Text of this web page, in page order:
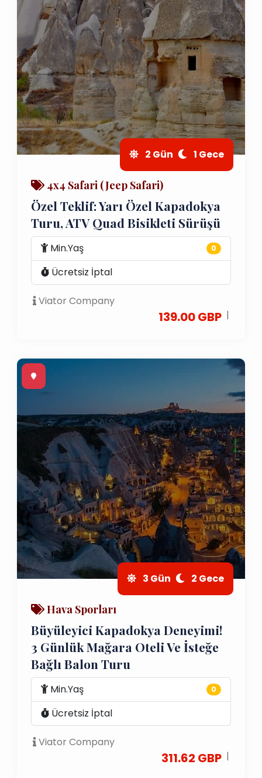
2 Gün 1 Gece
4x4 Safari (Jeep Safari)
Özel Teklif: Yarı Özel Kapadokya
Turu, ATV Quad Bisikleti Sürüşü
Min.Yaş 0
Ücretsiz İptal
Viator Company
139.00 GBP |
3 Gün 2 Gece
Hava Sporları
Büyüleyici Kapadokya Deneyimi!
3 Günlük Mağara Oteli Ve İsteğe
Bağlı Balon Turu
Min.Yaş 0
Ücretsiz İptal
Viator Company
311.62 GBP |